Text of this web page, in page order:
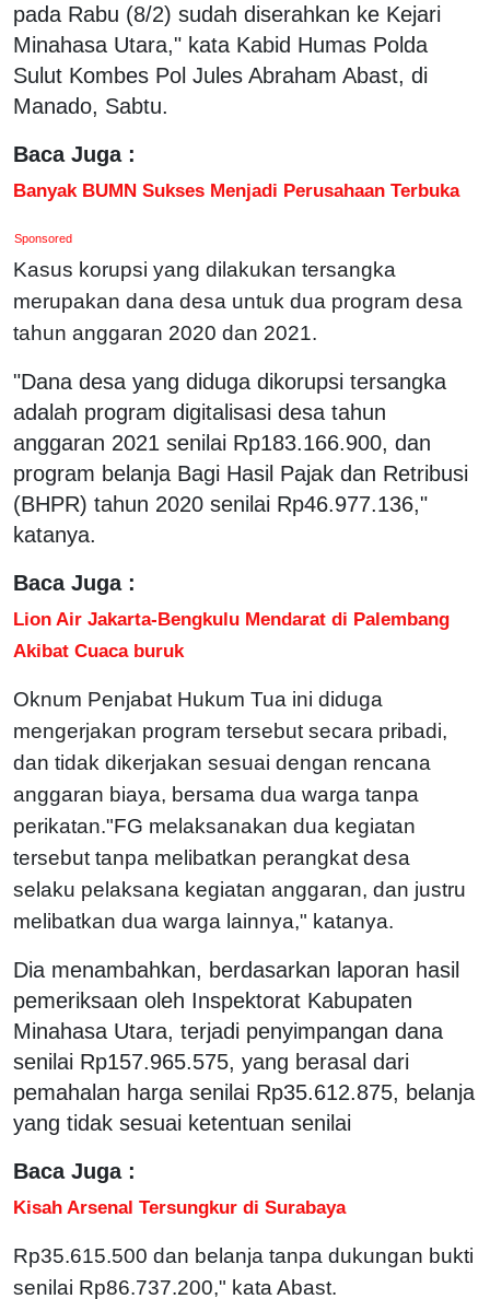
pada Rabu (8/2) sudah diserahkan ke Kejari
Minahasa Utara," kata Kabid Humas Polda
Sulut Kombes Pol Jules Abraham Abast, di
Manado, Sabtu.
Baca Juga :
Banyak BUMN Sukses Menjadi Perusahaan Terbuka
Sponsored
Kasus korupsi yang dilakukan tersangka
merupakan dana desa untuk dua program desa
tahun anggaran 2020 dan 2021.
"Dana desa yang diduga dikorupsi tersangka
adalah program digitalisasi desa tahun
anggaran 2021 senilai Rp183.166.900, dan
program belanja Bagi Hasil Pajak dan Retribusi
(BHPR) tahun 2020 senilai Rp46.977.136,"
katanya.
Baca Juga :
Lion Air Jakarta-Bengkulu Mendarat di Palembang
Akibat Cuaca buruk
Oknum Penjabat Hukum Tua ini diduga
mengerjakan program tersebut secara pribadi,
dan tidak dikerjakan sesuai dengan rencana
anggaran biaya, bersama dua warga tanpa
perikatan."FG melaksanakan dua kegiatan
tersebut tanpa melibatkan perangkat desa
selaku pelaksana kegiatan anggaran, dan justru
melibatkan dua warga lainnya," katanya.
Dia menambahkan, berdasarkan laporan hasil
pemeriksaan oleh Inspektorat Kabupaten
Minahasa Utara, terjadi penyimpangan dana
senilai Rp157.965.575, yang berasal dari
pemahalan harga senilai Rp35.612.875, belanja
yang tidak sesuai ketentuan senilai
Baca Juga :
Kisah Arsenal Tersungkur di Surabaya
Rp35.615.500 dan belanja tanpa dukungan bukti
senilai Rp86.737.200," kata Abast.